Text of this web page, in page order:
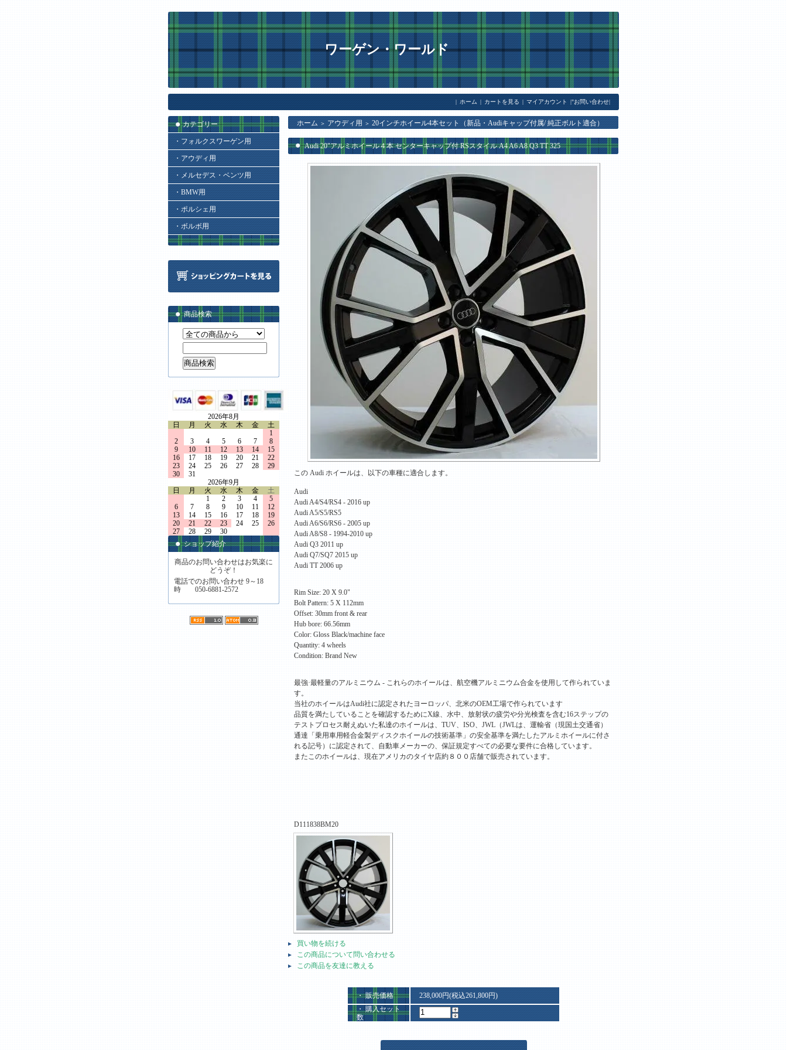
ワーゲン・ワールド
| ホーム | カートを見る | マイアカウント |"お問い合わせ|
カテゴリー
・フォルクスワーゲン用
・アウディ用
・メルセデス・ベンツ用
・BMW用
・ポルシェ用
・ボルボ用
商品検索
2026年8月
日
月 火 水 木 金
土
1
2
3 4 5 6 7
8
9
10 11 12 13 14
15
16
17 18 19 20 21
22
23
24 25 26 27 28
29
30
31
2026年9月
日
月 火 水 木 金
土
1
2 3 4
5
6
7 8 9 10 11
12
13
14 15 16 17 18
19
20
21 22 23 24 25
26
27
28 29
30
ショップ紹介
商品のお問い合わせはお気楽に
どうぞ！
電話でのお問い合わせ 9～18
時 050-6881-2572
ホーム ＞ アウディ用 ＞ 20インチホイール4本セット（新品・Audiキャップ付属/ 純正ボルト適合）
Audi 20"アルミホイール４本 センターキャップ付 RSスタイル A4 A6 A8 Q3 TT 325
この Audi ホイールは、以下の車種に適合します。
Audi
Audi A4/S4/RS4 - 2016 up
Audi A5/S5/RS5
Audi A6/S6/RS6 - 2005 up
Audi A8/S8 - 1994-2010 up
Audi Q3 2011 up
Audi Q7/SQ7 2015 up
Audi TT 2006 up
Rim Size: 20 X 9.0"
Bolt Pattern: 5 X 112mm
Offset: 30mm front & rear
Hub bore: 66.56mm
Color: Gloss Black/machine face
Quantity: 4 wheels
Condition: Brand New
最強·最軽量のアルミニウム - これらのホイールは、航空機アルミニウム合金を使用して作られていま
す。
当社のホイールはAudi社に認定されたヨーロッパ、北米のOEM工場で作られています
品質を満たしていることを確認するためにX線、水中、放射状の疲労や分光検査を含む16ステップの
テストプロセス耐えぬいた私達のホイールは、TUV、ISO、JWL（JWLは、運輸省（現国土交通省）
通達「乗用車用軽合金製ディスクホイールの技術基準」の安全基準を満たしたアルミホイールに付さ
れる記号）に認定されて、自動車メーカーの、保証規定すべての必要な要件に合格しています。
またこのホイールは、現在アメリカのタイヤ店約８００店舗で販売されています。
D111838BM20
買い物を続ける
この商品について問い合わせる
この商品を友達に教える
・ 販売価格
238,000円(税込261,800円)
・ 購入セット
数